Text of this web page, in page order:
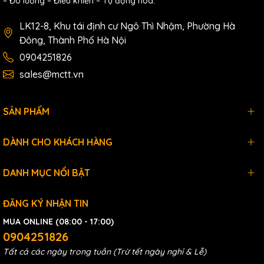
I-
CR
4-ch Isolated DI (Wet, 4~30 VDC) and 5-ch AC-
Protocol (Blue Cover) (RoSH)
LK12-8, Khu tái định cư Ngô Thì Nhậm, Phường Hà
Đông, Thành Phố Hà Nội
0904251826
sales@mctt.vn
SẢN PHẨM
DÀNH CHO KHÁCH HÀNG
DANH MỤC NỔI BẬT
ĐĂNG KÝ NHẬN TIN
MUA ONLINE (08:00 - 17:00)
0904251826
Tất cả các ngày trong tuần (Trừ tết ngày nghỉ & Lễ)